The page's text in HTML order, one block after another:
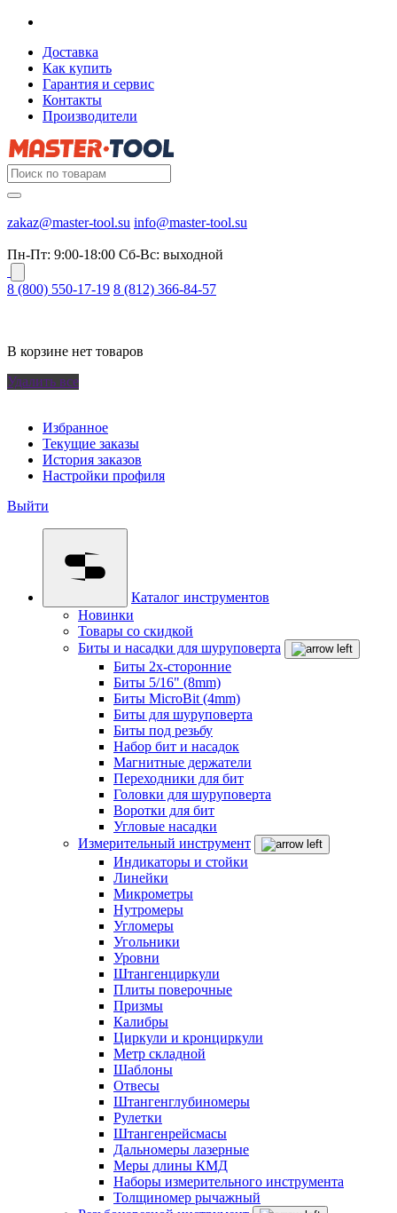
Доставка
Как купить
Гарантия и сервис
Контакты
Производители
zakaz@master-tool.su info@master-tool.su
Пн-Пт: 9:00-18:00 Cб-Вс: выходной
8 (800) 550-17-19 8 (812) 366-84-57
В корзине нет товаров
Удалить все
Избранное
Текущие заказы
История заказов
Настройки профиля
Выйти
Каталог инструментов
Новинки
Товары со скидкой
Биты и насадки для шуруповерта
Биты 2х-сторонние
Биты 5/16" (8mm)
Биты MicroBit (4mm)
Биты для шуруповерта
Биты под резьбу
Набор бит и насадок
Магнитные держатели
Переходники для бит
Головки для шуруповерта
Воротки для бит
Угловые насадки
Измерительный инструмент
Индикаторы и стойки
Линейки
Микрометры
Нутромеры
Угломеры
Угольники
Уровни
Штангенциркули
Плиты поверочные
Призмы
Калибры
Циркули и кронциркули
Метр складной
Шаблоны
Отвесы
Штангенглубиномеры
Рулетки
Штангенрейсмасы
Дальномеры лазерные
Меры длины КМД
Наборы измерительного инструмента
Толщиномер рычажный